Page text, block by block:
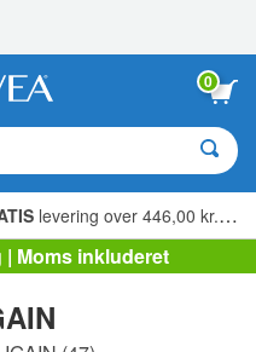
0
levering over 446,00 kr. »
Moms inkluderet